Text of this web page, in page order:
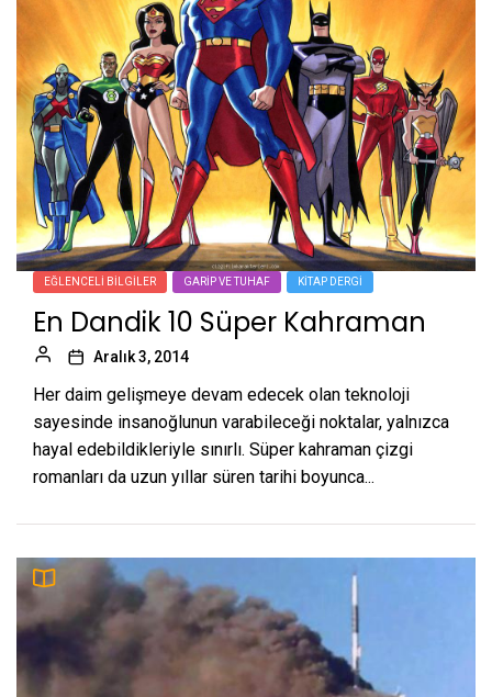
EĞLENCELI BILGILER GARIP VE TUHAF KITAP DERGI
En Dandik 10 Süper Kahraman
Aralık 3, 2014
Her daim gelişmeye devam edecek olan teknoloji
sayesinde insanoğlunun varabileceği noktalar, yalnızca
hayal edebildikleriyle sınırlı. Süper kahraman çizgi
romanları da uzun yıllar süren tarihi boyunca...